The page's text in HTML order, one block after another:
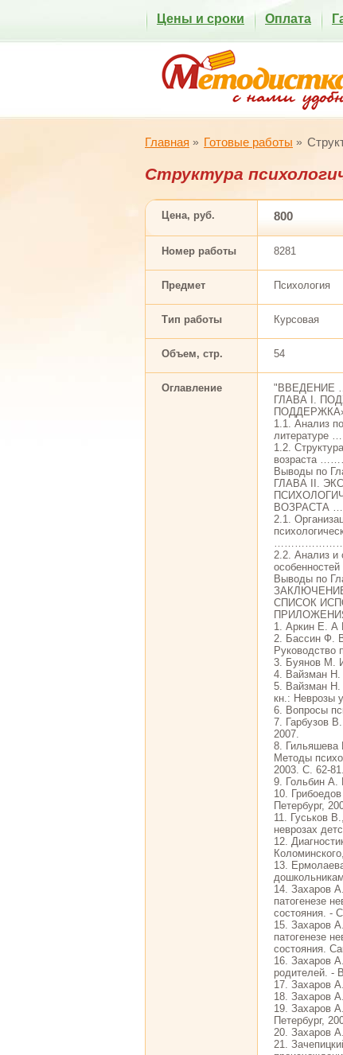
Цены и сроки Оплата
Главная Готовые работы
Структура
Цена, руб. 800
Номер работы 8281
Предмет Психология
Тип работы Курсовая
Объем, стр. 54
Оглавление
ГЛАВА I.
1.1. Анализ
1.2.
Выводы
ГЛАВА II.
2.1.
2.2. Анализ и
Выводы
СПИСОК
1. Аркин Е. А
2. Бассин Ф.
Руководство
3. Буянов М.
4. Вайзман Н.
5. Вайзман Н.
кн.: Неврозы
6. Вопросы
7. Гарбузов
2007.
8. Гильяшева
Методы
2003. С. 62-81.
9. Гольбин А.
10.
Петербург,
11. Гуськов
неврозах
12.
13.
14. Захаров
патогенезе
состояния. -
15. Захаров
патогенезе
состояния.
16. Захаров
родителей. -
17. Захаров
18. Захаров
19. Захаров
Петербург,
20. Захаров
21.